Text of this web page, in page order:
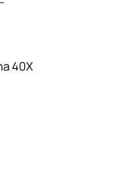
40X